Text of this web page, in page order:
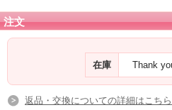
負の感情を炎で燃やし尽くし、全てリセット
再び、生の希望を見出すように導く石、な
注文
在庫 Thank
返品・交換についての詳細はこちら